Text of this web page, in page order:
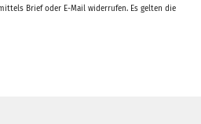
Brief oder E-Mail widerrufen. Es gelten die